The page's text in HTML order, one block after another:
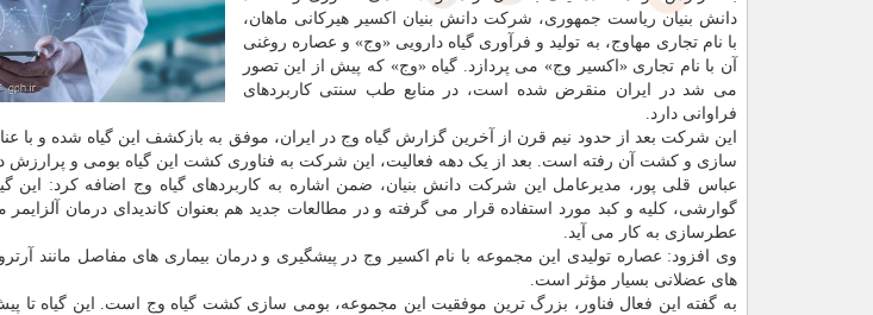
دانش بنیان ریاست جمهوری، شرکت دانش بنیان اکسیر هیرکانی ماهان،
با نام تجاری مهاوج، به تولید و فرآوری گیاه دارویی «وج» و عصاره روغنی
آن با نام تجاری «اکسیر وج» می پردازد. گیاه «وج» که پیش از این تصور
می شد در ایران منقرض شده است، در منابع طب سنتی کاربردهای
فراوانی دارد.
این شرکت بعد از حدود نیم قرن از آخرین گزارش گیاه وج در ایران، موفق به بازکشف این گیاه شده و با
سازی و کشت آن رفته است. بعد از یک دهه فعالیت، این شرکت به فناوری کشت این گیاه بومی و
عباس قلی پور، مدیرعامل این شرکت دانش بنیان، ضمن اشاره به کاربردهای گیاه وج اضافه کرد:
گوارشی، کلیه و کبد مورد استفاده قرار می گرفته و در مطالعات جدید هم بعنوان کاندیدای درمان
عطرسازی به کار می آید.
وی افزود: عصاره تولیدی این مجموعه با نام اکسیر وج در پیشگیری و درمان بیماری های مفاصل مانند
های عضلانی بسیار مؤثر است.
به گفته این فعال فناور، بزرگ ترین موفقیت این مجموعه، بومی سازی کشت گیاه وج است. این گیاه تا